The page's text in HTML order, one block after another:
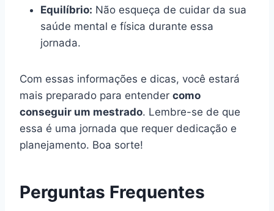
Equilíbrio: Não esqueça de cuidar da sua
saúde mental e física durante essa
jornada.
Com essas informações e dicas, você estará
mais preparado para entender como
conseguir um mestrado. Lembre-se de que
essa é uma jornada que requer dedicação e
planejamento. Boa sorte!
Perguntas Frequentes